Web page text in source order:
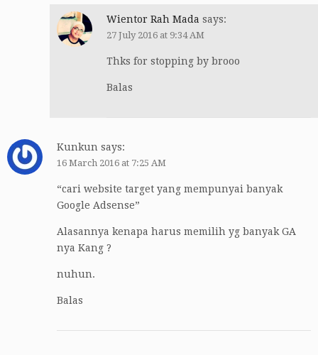
Wientor Rah Mada says:
27 July 2016 at 9:34 AM
Thks for stopping by brooo
Balas
Kunkun says:
16 March 2016 at 7:25 AM
“cari website target yang mempunyai banyak
Google Adsense”
Alasannya kenapa harus memilih yg banyak GA
nya Kang ?
nuhun.
Balas